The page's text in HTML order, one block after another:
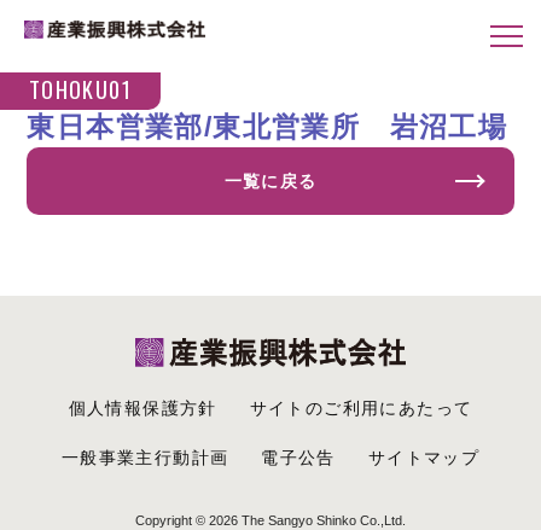
TOHOKU01
2019.10.01
東日本営業部/東北営業所 岩沼工場
一覧に戻る
個人情報保護方針 サイトのご利用にあたって
一般事業主行動計画 電子公告 サイトマップ
Copyright © 2026 The Sangyo Shinko Co.,Ltd.